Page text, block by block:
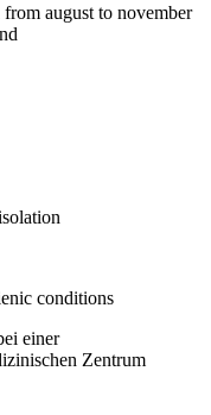
from august to november
conditions
einer
Zentrum